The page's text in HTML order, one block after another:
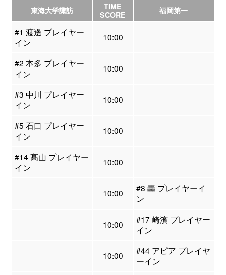
東海大学諏訪
TIME
SCORE
福岡第一
#1 渡邊 プレイヤー
イン
10:00
#2 本多 プレイヤー
イン
10:00
#3 中川 プレイヤー
イン
10:00
#5 石口 プレイヤー
イン
10:00
#14 髙山 プレイヤー
イン
10:00
10:00
#8 轟 プレイヤーイ
ン
10:00
#17 崎濱 プレイヤー
イン
10:00
#44 アピア プレイヤ
ーイン